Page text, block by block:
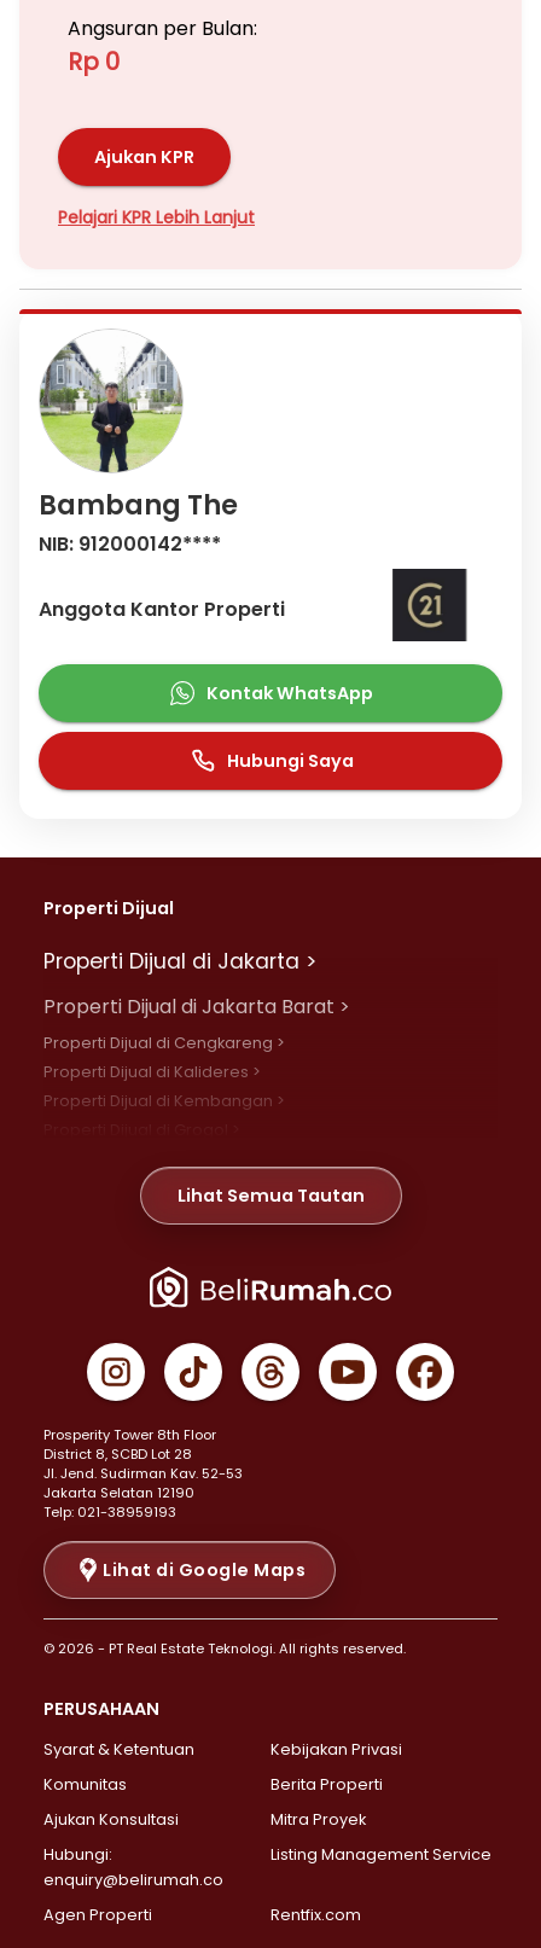
Angsuran per Bulan:
Rp 0
Ajukan KPR
Pelajari KPR Lebih Lanjut
Bambang The
NIB: 912000142****
Anggota Kantor Properti
Kontak WhatsApp
Hubungi Saya
Properti Dijual
Properti Dijual di Jakarta >
Properti Dijual di Jakarta Barat >
Properti Dijual di Cengkareng >
Properti Dijual di Kalideres >
Properti Dijual di Kembangan >
Properti Dijual di Meruya >
Properti Dijual di Jelambar >
Properti Dijual di Jakarta Pusat >
Properti Dijual di Gambir >
Properti Dijual di Johar Baru >
Properti Dijual di Menteng >
Properti Dijual di Senen >
Properti Dijual di Tanah Abang >
Properti Dijual di Cikini >
Properti Dijual di Kramat >
Properti Dijual di Pasar Baru >
Properti Dijual di Bendungan Hilir >
Properti Dijual di Jakarta Selatan >
Properti Dijual di Lebak Bulus >
Properti Dijual di Gandaria Selatan >
Properti Dijual di Pondok Labu >
Properti Dijual di Lenteng Agung >
Properti Dijual di Senayan >
Properti Dijual di Pondok Pinang >
Lihat Semua Tautan
Prosperity Tower 8th Floor
District 8, SCBD Lot 28
JI. Jend. Sudirman Kav. 52-53
Jakarta Selatan 12190
Telp: 021-38959193
Lihat di Google Maps
© 2026 - PT Real Estate Teknologi. All rights reserved.
PERUSAHAAN
Syarat & Ketentuan
Kebijakan Privasi
Komunitas
Berita Properti
Ajukan Konsultasi
Mitra Proyek
Hubungi:
enquiry@belirumah.co
Listing Management Service
Agen Properti Rentfix.com